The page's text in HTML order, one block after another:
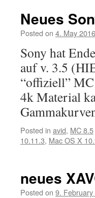
Neues
Posted on 4. May 2016
Sony hat
auf v. 3.5
“offiziell”
4k Material
Posted in avid, MC 8.5
10.11.3, Mac OS X
neues
Posted on 9. February